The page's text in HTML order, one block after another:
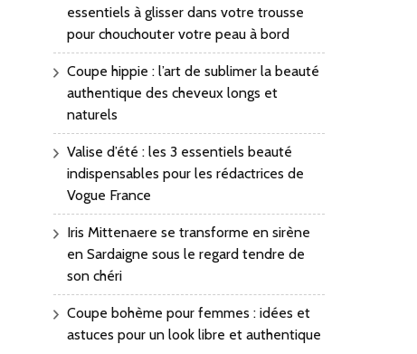
essentiels à glisser dans votre trousse
pour chouchouter votre peau à bord
Coupe hippie : l’art de sublimer la beauté
authentique des cheveux longs et
naturels
Valise d’été : les 3 essentiels beauté
indispensables pour les rédactrices de
Vogue France
Iris Mittenaere se transforme en sirène
en Sardaigne sous le regard tendre de
son chéri
Coupe bohème pour femmes : idées et
astuces pour un look libre et authentique